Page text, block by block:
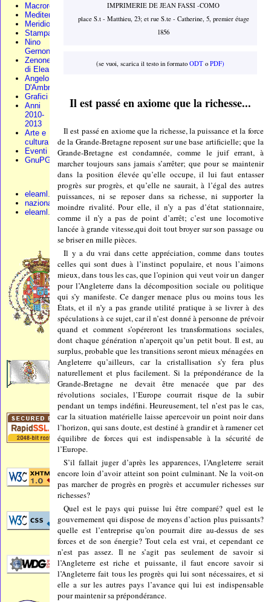
Macroregione
Mediterraneo
Meridionali
Stampa
Nino
Gernone
Zenone
di Elea
Angelo
D'Ambra
Grafici
Anni
2010-
2013
Arte e
cultura
Eventi
GnuPG
eleaml.org
nazionali.org
eleaml.altervista
IMPRIMERIE DE JEAN FASSI -COMO
place S.t - Matthieu, 23; et rue S.te - Catherine, 5, premier étage
1856
(se vuoi, scarica il testo in formatoODT oPDF)
Il est passé en axiome que la richesse...
Il est passé en axiome que la richesse, la puissance et la force
de la Grande-Bretagne reposent sur une base artificielle; que la
Grande-Bretagne est condamnée, comme le juif errant, à
marcher toujours sans jamais s’arrêter; que pour se maintenir
dans la position élevée qu’elle occupe, il lui faut entasser
progrès sur progrès, et qu’elle ne saurait, à l’égal des autres
puissances, ni se reposer dans sa richesse, ni supporter la
moindre rivalité. Pour elle, il n’y a pas d’état stationnaire,
comme il n’y a pas de point d’arrêt; c’est une locomotive
lancée à grande vitesse,qui doit tout broyer sur son passage ou
se briser en mille pièces.
Il y a du vrai dans cette appréciation, comme dans toutes
celles qui sont dues à l’instinct populaire, et nous l’aimons
mieux, dans tous les cas, que l’opinion qui veut voir un danger
pour l’Angleterre dans la décomposition sociale ou politique
qui s’y manifeste. Ce danger menace plus ou moins tous les
États, et il n’y a pas grande utilité pratique à se livrer à des
spéculations à ce sujet, car il n’est donné à personne de prévoir
quand et comment s’opéreront les transformations sociales,
dont chaque génération n’aperçoit qu’un petit bout. Il est, au
surplus, probable que les transitions seront mieux ménagées en
Angleterre qu’ailleurs, car la cristallisation s’y fera plus
naturellement et plus facilement. Si la prépondérance de la
Grande-Bretagne ne devait être menacée que par des
révolutions sociales, l’Europe courrait risque de la subir
pendant un temps indéfini. Heureusement, tel n’est pas le cas,
car la situation matérielle laisse apercevoir un point noir dans
l’horizon, qui sans doute, est destiné à grandir et à ramener cet
équilibre de forces qui est indispensable à la sécurité de
l’Europe.
S’il fallait juger d’après les apparences, l’Angleterre serait
encore loin d’avoir atteint son point culminant. Ne la voit-on
pas marcher de progrès en progrès et accumuler richesses sur
richesses?
Quel est le pays qui puisse lui être comparé? quel est le
gouvernement qui dispose de moyens d’action plus puissants?
quelle est l’entreprise qu’on pourrait dire au-dessus de ses
forces et de son énergie? Tout cela est vrai, et cependant ce
n’est pas assez. Il ne s’agit pas seulement de savoir si
l’Angleterre est riche et puissante, il faut encore savoir si
l’Angleterre fait tous les progrès qui lui sont nécessaires, et si
elle a sur les autres pays l’avance qui lui est indispensable
pour maintenir sa prépondérance.